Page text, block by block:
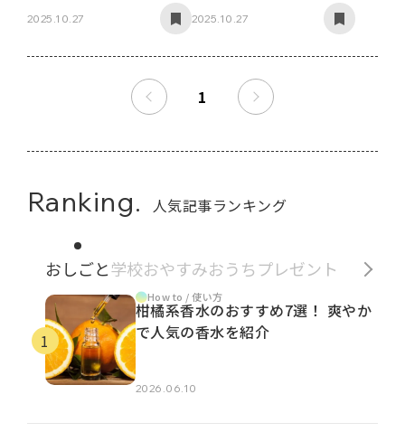
2025.10.27 2025.10.27
1
Ranking. 人気記事ランキング
おしごと学校おやすみおうち プレゼント
How to / 使い方
柑橘系香水のおすすめ7選！ 爽やか
で人気の香水を紹介
2026.06.10